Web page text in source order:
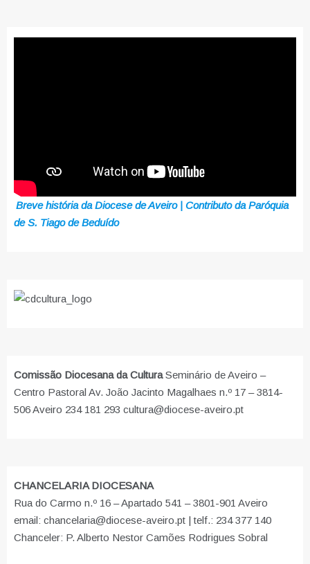
Breve história da Diocese de Aveiro | Contributo da Paróquia
de S. Tiago de Beduído
Comissão Diocesana da CulturaSeminário de Aveiro –
Centro Pastoral Av. João Jacinto Magalhaes n.º 17 – 3814-
506 Aveiro 234 181 293 cultura@diocese-aveiro.pt
CHANCELARIA DIOCESANA
Rua do Carmo n.º 16 – Apartado 541 – 3801-901 Aveiro
email: chancelaria@diocese-aveiro.pt | telf.: 234 377 140
Chanceler: P. Alberto Nestor Camões Rodrigues Sobral